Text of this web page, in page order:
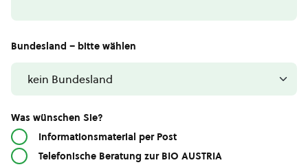
Bundesland – bitte wählen
Was wünschen Sie?
Informationsmaterial per Post
Telefonische Beratung zur BIO AUSTRIA